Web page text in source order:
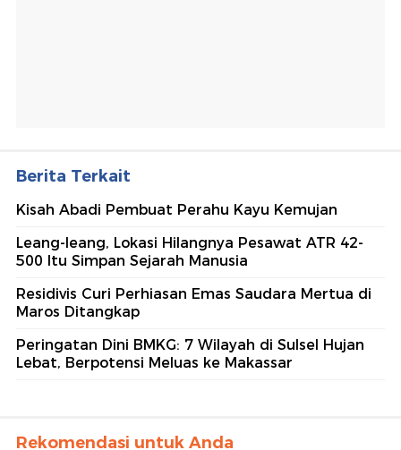
Berita Terkait
Kisah Abadi Pembuat Perahu Kayu Kemujan
Leang-leang, Lokasi Hilangnya Pesawat ATR 42-
500 Itu Simpan Sejarah Manusia
Residivis Curi Perhiasan Emas Saudara Mertua di
Maros Ditangkap
Peringatan Dini BMKG: 7 Wilayah di Sulsel Hujan
Lebat, Berpotensi Meluas ke Makassar
Rekomendasi untuk Anda